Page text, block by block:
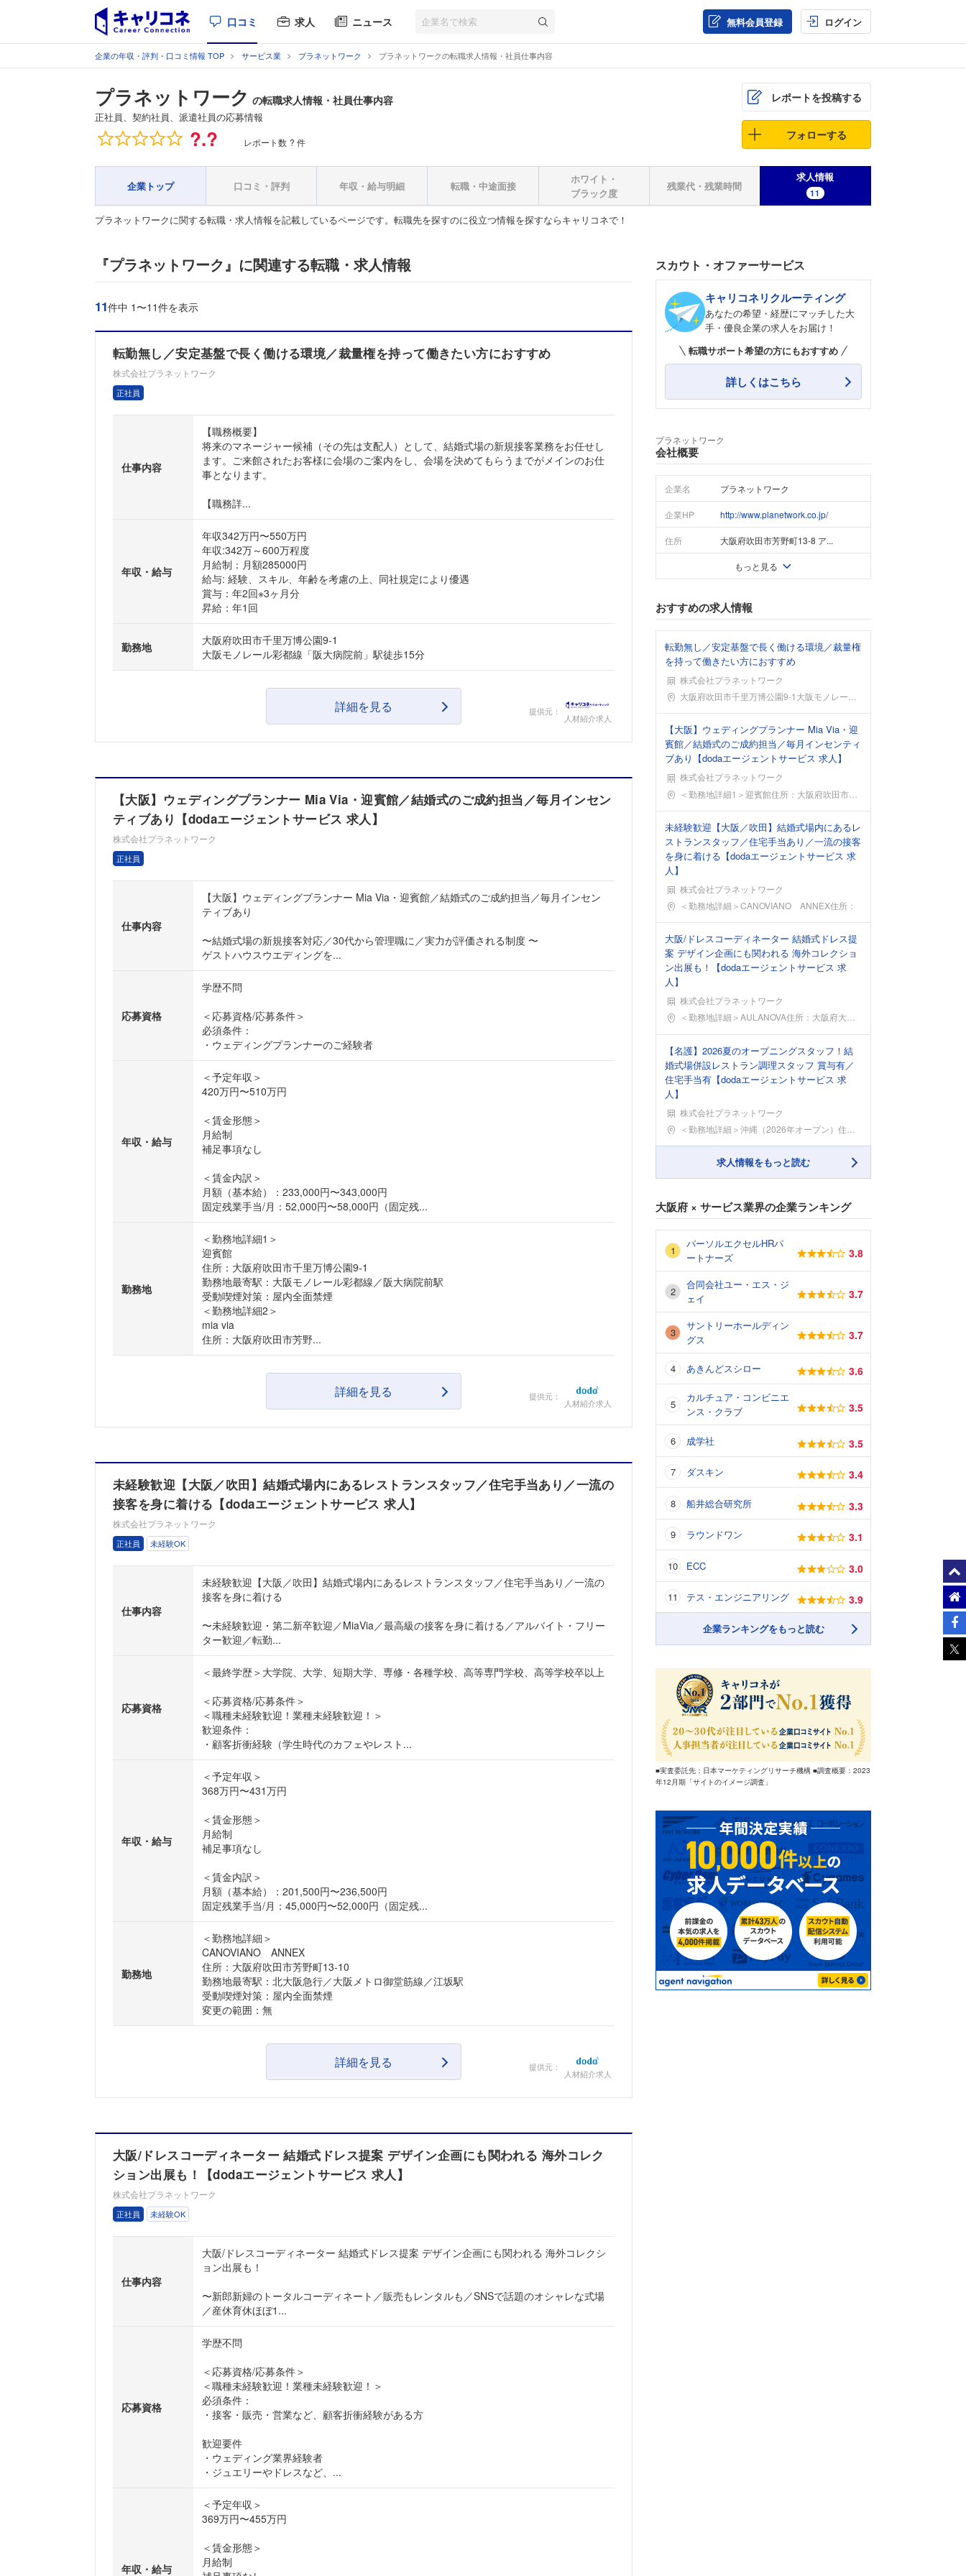
口コミ 求人 ニュース 無料会員登録 ログイン
企業の年収・評判・口コミ情報 TOP サービス業 プラネットワーク プラネットワークの転職求人情報・社員仕事内容
プラネットワーク の転職求人情報・社員仕事内容
正社員、契約社員、派遣社員の応募情報
総合評価 ?.? レポート数 ? 件
レポートを投稿する
フォローする
企業トップ 口コミ・評判 年収・給与明細 転職・中途面接
ホワイト・
ブラック度
残業代・残業時間
求人情報
11
プラネットワークに関する転職・求人情報を記載しているページです。転職先を探すのに役立つ情報を探すならキャリコネで！
フォローしました
こちらの企業もフォローしませんか？
『プラネットワーク』に関連する転職・求人情報
11件中 1〜11件を表示
転勤無し／安定基盤で長く働ける環境／裁量権を持って働きたい方におすすめ
株式会社プラネットワーク
正社員
仕事内容
【職務概要】
将来のマネージャー候補（その先は支配人）として、結婚式場の新規接客業務をお任せし
ます。ご来館されたお客様に会場のご案内をし、会場を決めてもらうまでがメインのお仕
事となります。
【職務詳...
年収・給与
年収342万円〜550万円
年収:342万～600万程度
月給制：月額285000円
給与: 経験、スキル、年齢を考慮の上、同社規定により優遇
賞与：年2回※3ヶ月分
昇給：年1回
勤務地
大阪府吹田市千里万博公園9-1
大阪モノレール彩都線「阪大病院前」駅徒歩15分
詳細を見る 提供元：
人材紹介求人
【大阪】ウェディングプランナー Mia Via・迎賓館／結婚式のご成約担当／毎月インセン
ティブあり【dodaエージェントサービス 求人】
株式会社プラネットワーク
正社員
仕事内容
【大阪】ウェディングプランナー Mia Via・迎賓館／結婚式のご成約担当／毎月インセン
ティブあり
〜結婚式場の新規接客対応／30代から管理職に／実力が評価される制度 〜
ゲストハウスウエディングを...
応募資格
学歴不問
＜応募資格/応募条件＞
必須条件：
・ウェディングプランナーのご経験者
年収・給与
＜予定年収＞
420万円〜510万円
＜賃金形態＞
月給制
補足事項なし
＜賃金内訳＞
月額（基本給）：233,000円〜343,000円
固定残業手当/月：52,000円〜58,000円（固定残...
勤務地
＜勤務地詳細1＞
迎賓館
住所：大阪府吹田市千里万博公園9-1
勤務地最寄駅：大阪モノレール彩都線／阪大病院前駅
受動喫煙対策：屋内全面禁煙
＜勤務地詳細2＞
mia via
住所：大阪府吹田市芳野...
詳細を見る 提供元：
人材紹介求人
未経験歓迎【大阪／吹田】結婚式場内にあるレストランスタッフ／住宅手当あり／一流の
接客を身に着ける【dodaエージェントサービス 求人】
株式会社プラネットワーク
正社員 未経験OK
仕事内容
未経験歓迎【大阪／吹田】結婚式場内にあるレストランスタッフ／住宅手当あり／一流の
接客を身に着ける
〜未経験歓迎・第二新卒歓迎／MiaVia／最高級の接客を身に着ける／アルバイト・フリー
ター歓迎／転勤...
応募資格
＜最終学歴＞大学院、大学、短期大学、専修・各種学校、高等専門学校、高等学校卒以上
＜応募資格/応募条件＞
＜職種未経験歓迎！業種未経験歓迎！＞
歓迎条件：
・顧客折衝経験（学生時代のカフェやレスト...
年収・給与
＜予定年収＞
368万円〜431万円
＜賃金形態＞
月給制
補足事項なし
＜賃金内訳＞
月額（基本給）：201,500円〜236,500円
固定残業手当/月：45,000円〜52,000円（固定残...
勤務地
＜勤務地詳細＞
CANOVIANO ANNEX
住所：大阪府吹田市芳野町13-10
勤務地最寄駅：北大阪急行／大阪メトロ御堂筋線／江坂駅
受動喫煙対策：屋内全面禁煙
変更の範囲：無
詳細を見る 提供元：
人材紹介求人
大阪/ドレスコーディネーター 結婚式ドレス提案 デザイン企画にも関われる 海外コレク
ション出展も！【dodaエージェントサービス 求人】
株式会社プラネットワーク
正社員 未経験OK
仕事内容
大阪/ドレスコーディネーター 結婚式ドレス提案 デザイン企画にも関われる 海外コレクシ
ョン出展も！
〜新郎新婦のトータルコーディネート／販売もレンタルも／SNSで話題のオシャレな式場
／産休育休ほぼ1...
応募資格
学歴不問
＜応募資格/応募条件＞
＜職種未経験歓迎！業種未経験歓迎！＞
必須条件：
・接客・販売・営業など、顧客折衝経験がある方
歓迎要件
・ウェディング業界経験者
・ジュエリーやドレスなど、...
年収・給与
＜予定年収＞
369万円〜455万円
＜賃金形態＞
月給制
スカウト・オファーサービス
キャリコネリクルーティング
あなたの希望・経歴にマッチした大
手・優良企業の求人をお届け！
転職サポート希望の方にもおすすめ
詳しくはこちら
プラネットワーク
会社概要
企業名 プラネットワーク
企業HP http://www.planetwork.co.jp/
住所 大阪府吹田市芳野町13-8 ア...
もっと見る
おすすめの求人情報
転勤無し／安定基盤で長く働ける環境／裁量権
を持って働きたい方におすすめ
株式会社プラネットワーク
勤務地大阪府吹田市千里万博公園9-1大阪モノレール彩都線
【大阪】ウェディングプランナー Mia Via・迎
賓館／結婚式のご成約担当／毎月インセンティ
ブあり【dodaエージェントサービス 求人】
株式会社プラネットワーク
勤務地＜勤務地詳細1＞迎賓館住所：大阪府吹田市千里万博公
未経験歓迎【大阪／吹田】結婚式場内にあるレ
ストランスタッフ／住宅手当あり／一流の接客
を身に着ける【dodaエージェントサービス 求
人】
株式会社プラネットワーク
勤務地＜勤務地詳細＞CANOVIANO ANNEX住所：
大阪/ドレスコーディネーター 結婚式ドレス提
案 デザイン企画にも関われる 海外コレクショ
ン出展も！【dodaエージェントサービス 求
人】
株式会社プラネットワーク
勤務地＜勤務地詳細＞AULANOVA住所：大阪府大阪市北
【名護】2026夏のオープニングスタッフ！結
婚式場併設レストラン調理スタッフ 賞与有／
住宅手当有【dodaエージェントサービス 求
人】
株式会社プラネットワーク
勤務地＜勤務地詳細＞沖縄（2026年オープン）住所：沖縄
求人情報をもっと読む
大阪府 × サービス業界の企業ランキング
パーソルエクセルHRパ
ートナーズ
3.8
合同会社ユー・エス・ジ
ェイ
3.7
サントリーホールディン
グス
3.7
あきんどスシロー 3.6
カルチュア・コンビニエ
ンス・クラブ
3.5
成学社 3.5
ダスキン 3.4
船井総合研究所 3.3
ラウンドワン 3.1
ECC 3.0
テス・エンジニアリング 3.9
企業ランキングをもっと読む
■実査委託先：日本マーケティングリサーチ機構 ■調査概要：2023
年12月期「サイトのイメージ調査」